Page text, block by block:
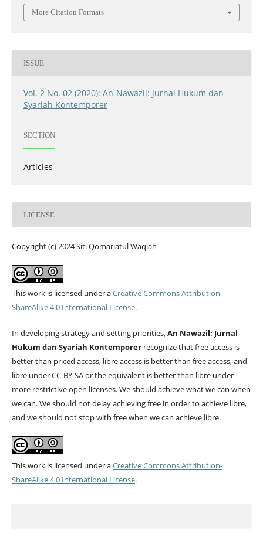
More Citation Formats
ISSUE
Vol. 2 No. 02 (2020): An-Nawazil: Jurnal Hukum dan
Syariah Kontemporer
SECTION
Articles
LICENSE
Copyright (c) 2024 Siti Qomariatul Waqiah
This work is licensed under aCreative Commons Attribution-
ShareAlike 4.0 International License.
In developing strategy and setting priorities,An Nawazil: Jurnal
Hukum dan Syariah Kontemporerrecognize that free access is
better than priced access, libre access is better than free access, and
libre under CC-BY-SA or the equivalent is better than libre under
more restrictive open licenses. We should achieve what we can when
we can. We should not delay achieving free in order to achieve libre,
and we should not stop with free when we can achieve libre.
This work is licensed under aCreative Commons Attribution-
ShareAlike 4.0 International License.